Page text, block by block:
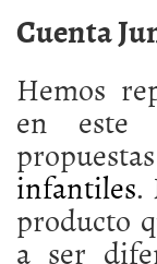
Cuenta
Hemos
en este
infantiles.
producto
a ser